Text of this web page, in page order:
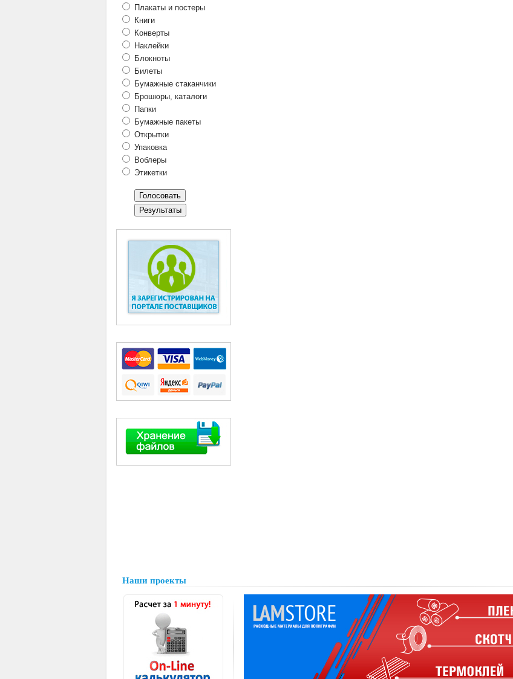
Плакаты и постеры
Книги
Конверты
Наклейки
Блокноты
Билеты
Бумажные стаканчики
Брошюры, каталоги
Папки
Бумажные пакеты
Открытки
Упаковка
Воблеры
Этикетки
Наши проекты